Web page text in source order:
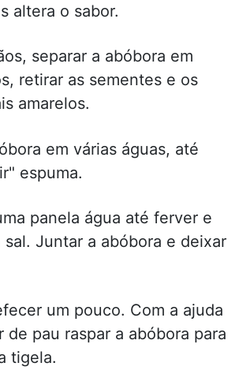
altera o sabor.
separar a abóbora em
retirar as sementes e os
amarelos.
em várias águas, até
espuma.
panela água até ferver e
Juntar a abóbora e deixar
um pouco. Com a ajuda
de pau raspar a abóbora para
tigela.